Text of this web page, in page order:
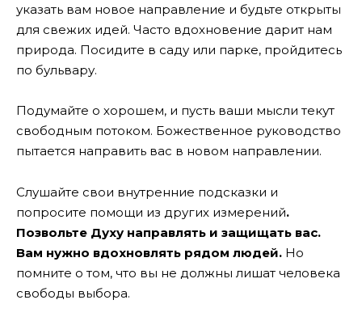
указать вам новое направление и будьте открыты
для свежих идей. Часто вдохновение дарит нам
природа. Посидите в саду или парке, пройдитесь
по бульвару.
Подумайте о хорошем, и пусть ваши мысли текут
свободным потоком. Божественное руководство
пытается направить вас в новом направлении.
Слушайте свои внутренние подсказки и
попросите помощи из других измерений.
Позвольте Духу направлять и защищать вас.
Вам нужно вдохновлять рядом людей. Но
помните о том, что вы не должны лишат человека
свободы выбора.